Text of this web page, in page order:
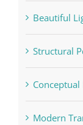
Beautiful
Structural
Modern